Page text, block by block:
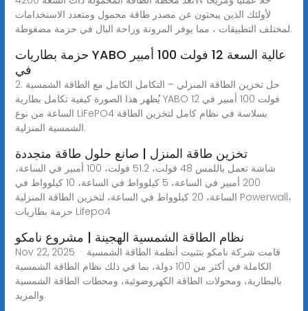
لأولئك الذين يبحثون عن مصدر طاقة محمول ومتعدد الاستخدامات
لمختلف التطبيقات ، مما يوفر المرونة وراحة البال في حزمة مضغوطة.
حزمة بطاريات YABO عالية السعة 12 فولت 100 أمبير
في
2. حل تخزين الطاقة المنزلي – التكامل الكامل مع الطاقة الشمسية
يُظهر هذا الصورة كيفية تكامل بطارية YABO 12 فولت 100 أمبير في
الساعة من نوع LiFePO4 بسلاسة في نظام كامل لتخزين الطاقة
الشمسية المنزلية.
تخزين طاقة المنزل | صانع حلول طاقة متجددة
شاشة تعمل باللمس 48 فولت، 51.2 فولت، 100 أمبير في الساعة،
200 أمبير في الساعة، 5 كيلوواط في الساعة، 10 كيلوواط في
الساعة، 20 كيلوواط في الساعة، لتخزين الطاقة المنزلية Powerwall،
حزمة بطاريات Lifepo4
نظام الطاقة الشمسية الهجينة | مشروع نامكو
Nov 22, 2025 · قامت شركة نامكو بتثبيت أنظمة الطاقة الشمسية
الكاملة في أكثر من 100 دولة، بما في ذلك نظام الطاقة الشمسية
بالبطارية، ومحولات الطاقة الكهروضوئية، ومحطات الطاقة الشمسية
والمزيد.